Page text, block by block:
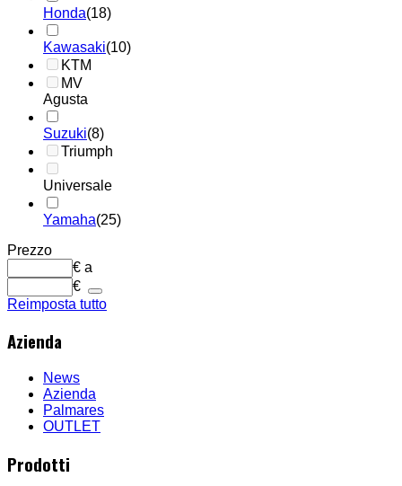
Honda(18)
Kawasaki(10)
KTM
MV
Agusta
Suzuki(8)
Triumph
Universale
Yamaha(25)
Prezzo
€ a
€
Reimposta tutto
Azienda
News
Azienda
Palmares
OUTLET
Prodotti